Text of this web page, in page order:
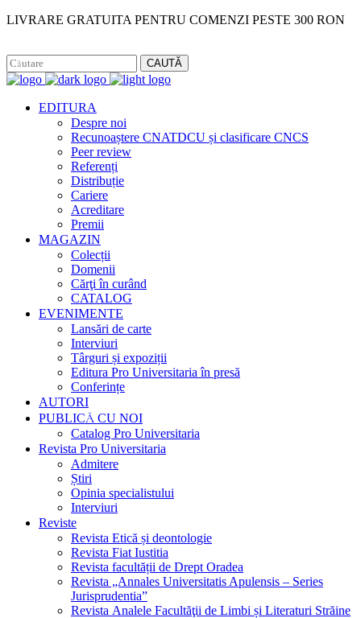
LIVRARE GRATUITA PENTRU COMENZI PESTE 300 RON
CAUTĂ
EDITURA
Despre noi
Recunoaștere CNATDCU și clasificare CNCS
Peer review
Referenți
Distribuție
Cariere
Acreditare
Premii
MAGAZIN
Colecții
Domenii
Cărţi în curând
CATALOG
EVENIMENTE
Lansări de carte
Interviuri
Târguri și expoziții
Editura Pro Universitaria în presă
Conferințe
AUTORI
PUBLICĂ CU NOI
Catalog Pro Universitaria
Revista Pro Universitaria
Admitere
Știri
Opinia specialistului
Interviuri
Reviste
Revista Etică și deontologie
Revista Fiat Iustitia
Revista facultății de Drept Oradea
Revista „Annales Universitatis Apulensis – Series
Jurisprudentia”
Revista Analele Facultăţii de Limbi și Literaturi Străine